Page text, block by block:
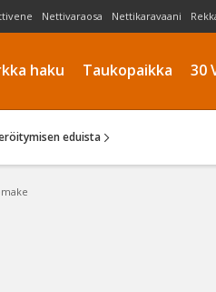
Nettivaraosa Nettikaravaani
haku Taukopaikka 30
eduista